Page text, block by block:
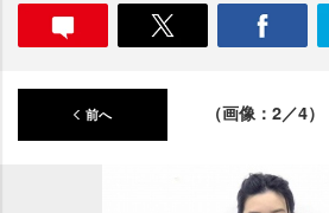
前へ （画像：2／4）